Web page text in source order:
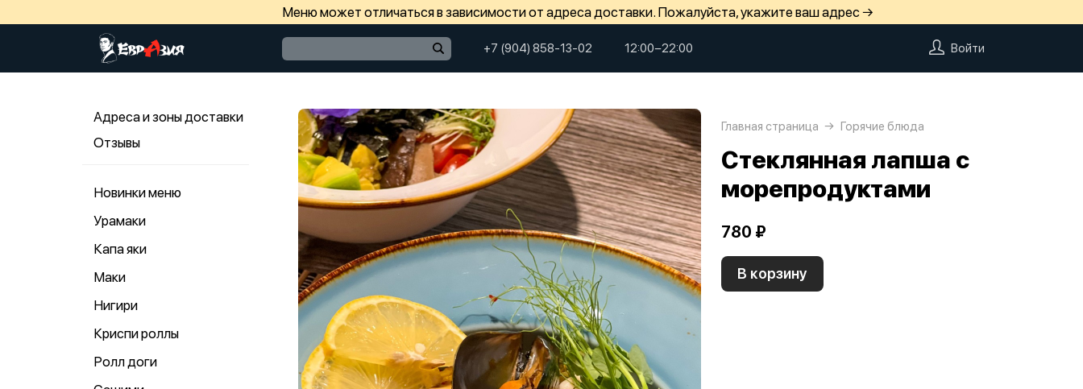
Меню может отличаться в зависимости от адреса доставки. Пожалуйста, укажите ваш адрес →
+7 (904) 858-13-02 12:00−22:00 Войти
Адреса и зоны доставки
Отзывы
Новинки меню
Урамаки
Капа яки
Маки
Нигири
Криспи роллы
Ролл доги
Главная страница Горячие блюда
Стеклянная лапша с
морепродуктами
780 ₽
В корзину